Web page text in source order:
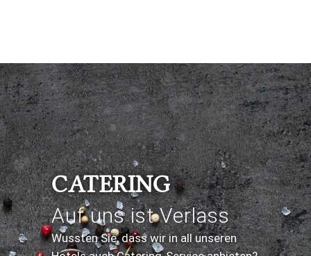
CATERING
Auf uns ist Verlass
Wussten Sie, dass wir in all unseren